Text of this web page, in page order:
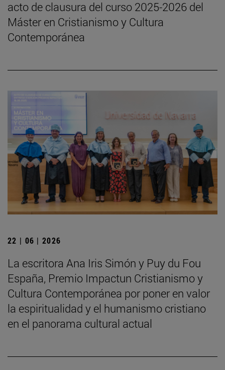
acto de clausura del curso 2025-2026 del
Máster en Cristianismo y Cultura
Contemporánea
22 | 06 | 2026
La escritora Ana Iris Simón y Puy du Fou
España, Premio Impactun Cristianismo y
Cultura Contemporánea por poner en valor
la espiritualidad y el humanismo cristiano
en el panorama cultural actual